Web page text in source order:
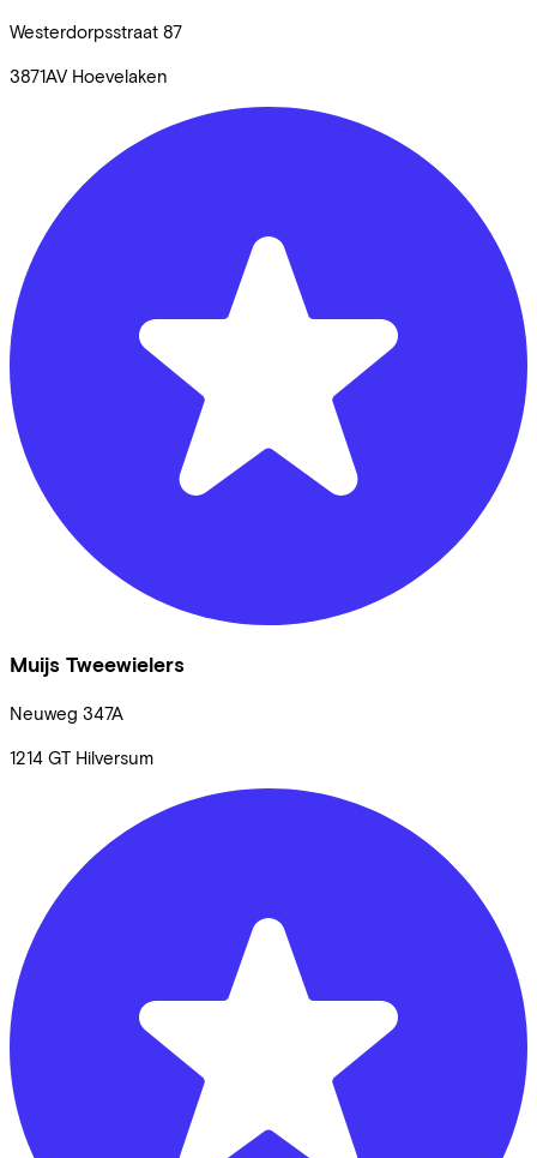
Westerdorpsstraat 87
3871AV Hoevelaken
Muijs Tweewielers
Neuweg 347A
1214 GT Hilversum